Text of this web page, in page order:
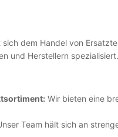
sich dem Handel von
und Herstellern
Wir bieten eine
Team hält sich an